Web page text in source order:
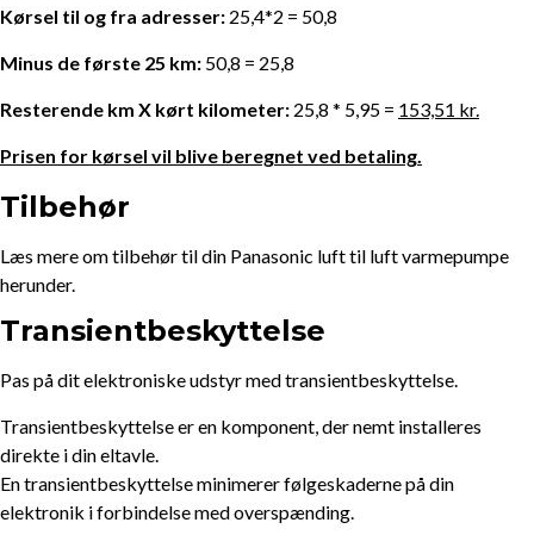
Kørsel til og fra adresser: 25,4*2 = 50,8
Minus de første 25 km: 50,8 = 25,8
Resterende km X kørt kilometer: 25,8 * 5,95 = 153,51 kr.
Prisen for kørsel vil blive beregnet ved betaling.
Tilbehør
Læs mere om tilbehør til din Panasonic luft til luft varmepumpe
herunder.
Transientbeskyttelse
Pas på dit elektroniske udstyr med transientbeskyttelse.
Transientbeskyttelse er en komponent, der nemt installeres
direkte i din eltavle.
En transientbeskyttelse minimerer følgeskaderne på din
elektronik i forbindelse med overspænding.